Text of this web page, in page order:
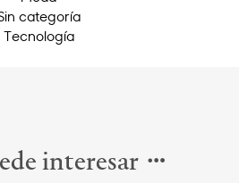
categoría
Tecnología
interesar